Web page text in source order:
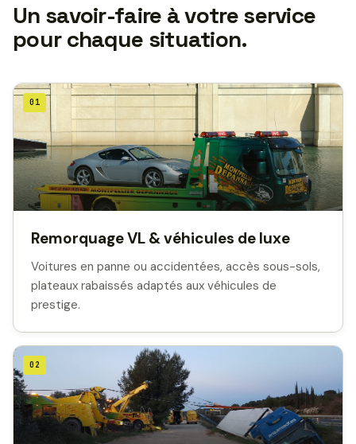
Un savoir-faire à votre service
pour chaque situation.
01
Remorquage VL & véhicules de luxe
Voitures en panne ou accidentées, accès sous-sols,
plateaux rabaissés adaptés aux véhicules de
prestige.
02